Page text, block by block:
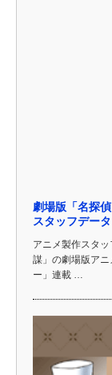
劇場版「名探
スタッフデータ
アニメ製作スタ
謀」の劇場版ア
ー」連載 …